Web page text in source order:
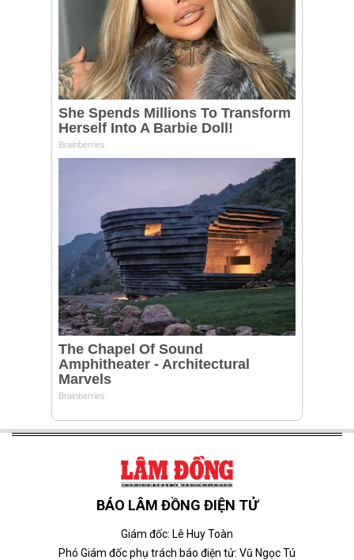
BÁO LÂM ĐỒNG ĐIỆN TỬ
Giám đốc: Lê Huy Toàn
Phó Giám đốc phụ trách báo điện tử: Vũ Ngọc Tú